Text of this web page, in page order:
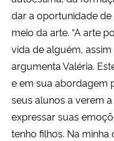
dar a oportunidade
meio da arte. “A arte
vida de alguém,
argumenta Valéria.
e em sua abordagem
seus alunos a verem
expressar suas
tenho filhos. Na